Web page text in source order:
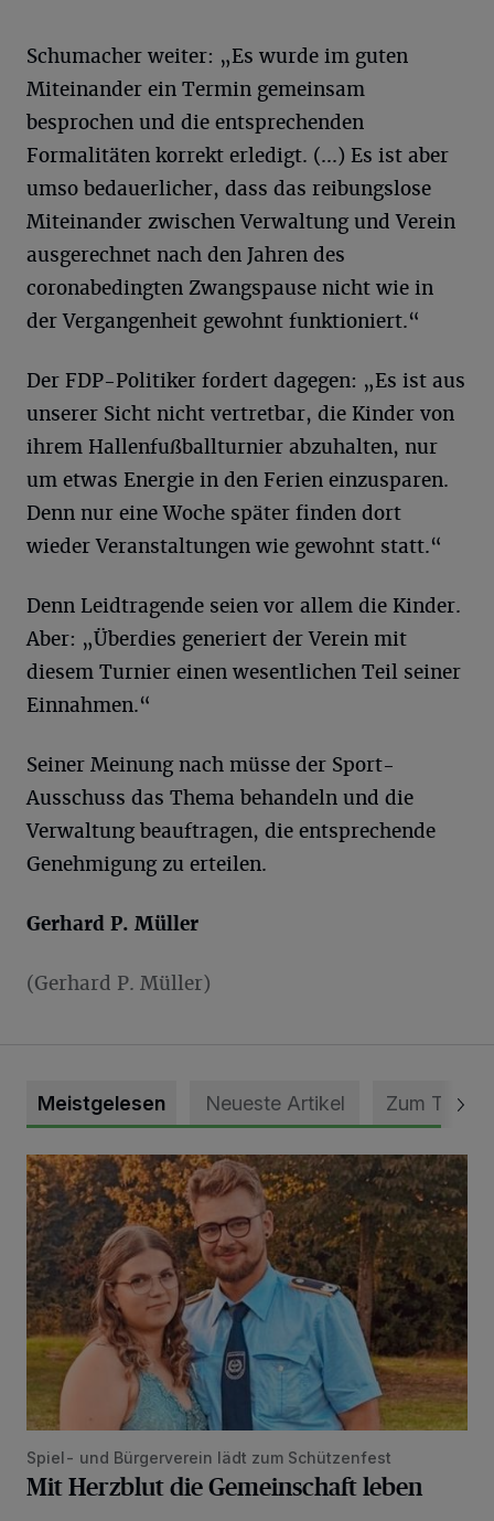
Schumacher weiter: „Es wurde im guten
Miteinander ein Termin gemeinsam
besprochen und die entsprechenden
Formalitäten korrekt erledigt. (...) Es ist aber
umso bedauerlicher, dass das reibungslose
Miteinander zwischen Verwaltung und Verein
ausgerechnet nach den Jahren des
coronabedingten Zwangspause nicht wie in
der Vergangenheit gewohnt funktioniert.“
Der FDP-Politiker fordert dagegen: „Es ist aus
unserer Sicht nicht vertretbar, die Kinder von
ihrem Hallenfußballturnier abzuhalten, nur
um etwas Energie in den Ferien einzusparen.
Denn nur eine Woche später finden dort
wieder Veranstaltungen wie gewohnt statt.“
Denn Leidtragende seien vor allem die Kinder.
Aber: „Überdies generiert der Verein mit
diesem Turnier einen wesentlichen Teil seiner
Einnahmen.“
Seiner Meinung nach müsse der Sport-
Ausschuss das Thema behandeln und die
Verwaltung beauftragen, die entsprechende
Genehmigung zu erteilen.
Gerhard P. Müller
(Gerhard P. Müller)
Meistgelesen Neueste Artikel Zum Thema
Mit Herzblut die Gemeinschaft leben
Spiel- und Bürgerverein lädt zum Schützenfest
Mit Herzblut die Gemeinschaft leben